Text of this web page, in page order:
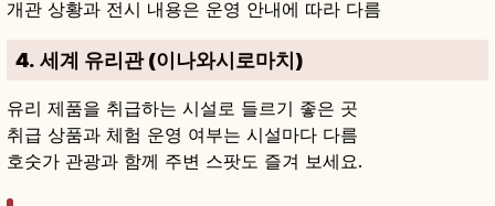
개관 상황과 전시 내용은 운영 안내에 따라 다름
4. 세계 유리관 (이나와시로마치)
유리 제품을 취급하는 시설로 들르기 좋은 곳
취급 상품과 체험 운영 여부는 시설마다 다름
호숫가 관광과 함께 주변 스팟도 즐겨 보세요.